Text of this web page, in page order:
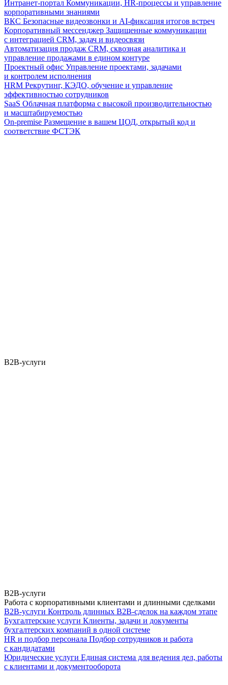
Интранет-портал Коммуникации, HR-процессы и управление
корпоративными знаниями
ВКС Безопасные видеозвонки и AI-фиксация итогов встреч
Корпоративный мессенджер Защищенные коммуникации
с интеграцией CRM, задач и видеосвязи
Автоматизация продаж CRM, сквозная аналитика и
управление продажами в едином контуре
Проектный офис Управление проектами, задачами
и контролем исполнения
HRM Рекрутинг, КЭДО, обучение и управление
эффективностью сотрудников
SaaS Облачная платформа с высокой производительностью
и масштабируемостью
On-premise Размещение в вашем ЦОД, открытый код и
соответствие ФСТЭК
B2B-услуги
B2B-услуги
Работа с корпоративными клиентами и длинными сделками
B2B-услуги Контроль длинных B2B-сделок на каждом этапе
Бухгалтерские услуги Клиенты, задачи и документы
бухгалтерских компаний в одной системе
HR и подбор персонала Подбор сотрудников и работа
с кандидатами
Юридические услуги Единая система для ведения дел, работы
с клиентами и документооборота